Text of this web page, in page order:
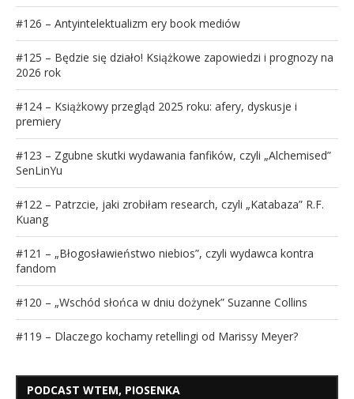
#126 – Antyintelektualizm ery book mediów
#125 – Będzie się działo! Książkowe zapowiedzi i prognozy na
2026 rok
#124 – Książkowy przegląd 2025 roku: afery, dyskusje i
premiery
#123 – Zgubne skutki wydawania fanfików, czyli „Alchemised”
SenLinYu
#122 – Patrzcie, jaki zrobiłam research, czyli „Katabaza” R.F.
Kuang
#121 – „Błogosławieństwo niebios”, czyli wydawca kontra
fandom
#120 – „Wschód słońca w dniu dożynek” Suzanne Collins
#119 – Dlaczego kochamy retellingi od Marissy Meyer?
PODCAST WTEM, PIOSENKA